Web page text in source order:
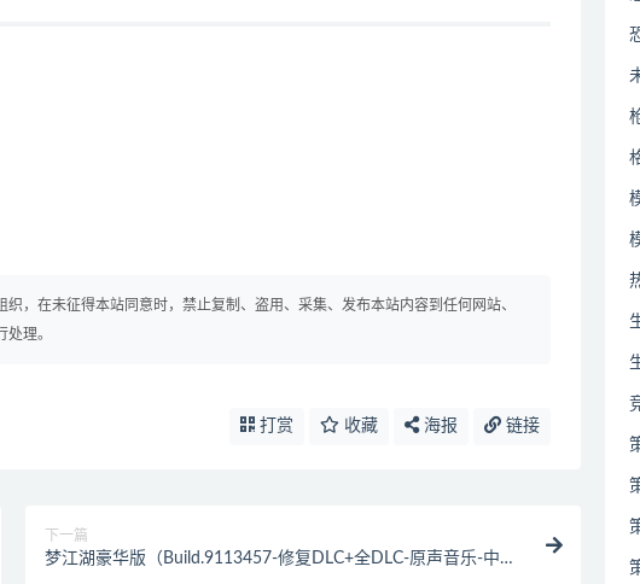
，在未征得本站同意时，禁止复制、盗用、采集、发布本站内容到任何网站、
理。
打赏 收藏 海报 链接
下一篇
梦江湖豪华版（Build.9113457-修复DLC+全DLC-原声音乐-中文